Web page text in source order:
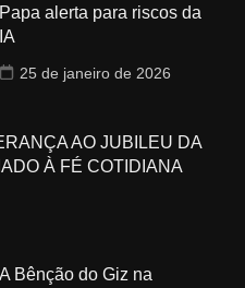
Papa alerta para riscos da
IA
25 de janeiro de 2026
AO JUBILEU DA
À FÉ COTIDIANA
A Bênção do Giz na